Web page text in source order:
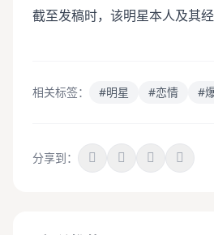
截至发稿时，该明星本人及其
相关标签： #明星 #恋情 #
分享到：